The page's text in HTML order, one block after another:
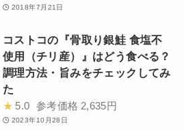
2018年7月21日
コストコの『骨取り銀鮭 食塩不
使用（チリ産）』はどう食べる？
調理方法・旨みをチェックしてみ
た
★ 5.0 参考価格 2,635円
2023年10月28日